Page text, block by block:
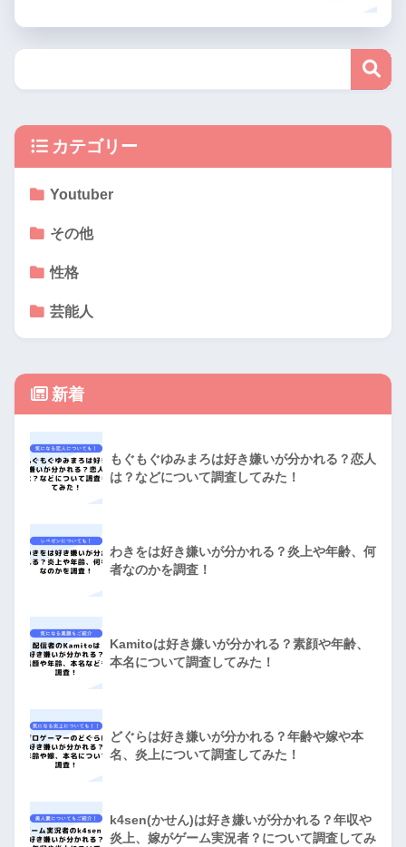
カテゴリー
Youtuber
その他
性格
芸能人
新着
もぐもぐゆみまろは好き嫌いが分かれる？恋人
は？などについて調査してみた！
わきをは好き嫌いが分かれる？炎上や年齢、何
者なのかを調査！
Kamitoは好き嫌いが分かれる？素顔や年齢、
本名について調査してみた！
どぐらは好き嫌いが分かれる？年齢や嫁や本
名、炎上について調査してみた！
k4sen(かせん)は好き嫌いが分かれる？年収や
炎上、嫁がゲーム実況者？について調査してみ